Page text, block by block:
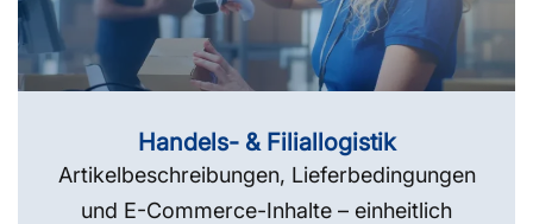
Handels- & Filiallogistik
Artikelbeschreibungen, Lieferbedingungen
und E-Commerce-Inhalte – einheitlich